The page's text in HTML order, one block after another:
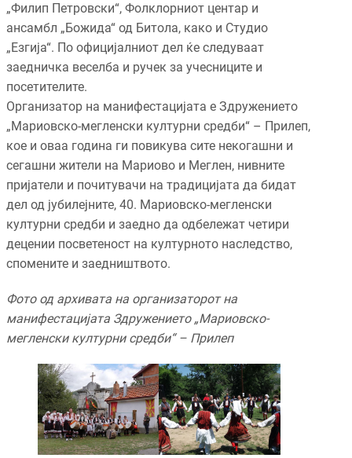
„Филип Петровски“, Фолклорниот центар и
ансамбл „Божида“ од Битола, како и Студио
„Езгија“. По официјалниот дел ќе следуваат
заедничка веселба и ручек за учесниците и
посетителите.
Организатор на манифестацијата е Здружението
„Мариовско-мегленски културни средби“ – Прилеп,
кое и оваа година ги повикува сите некогашни и
сегашни жители на Мариово и Меглен, нивните
пријатели и почитувачи на традицијата да бидат
дел од јубилејните, 40. Мариовско-мегленски
културни средби и заедно да одбележат четири
децении посветеност на културното наследство,
спомените и заедништвото.
Фото од архивата на организаторот на
манифестацијата Здружението „Мариовско-
мегленски културни средби“ – Прилеп